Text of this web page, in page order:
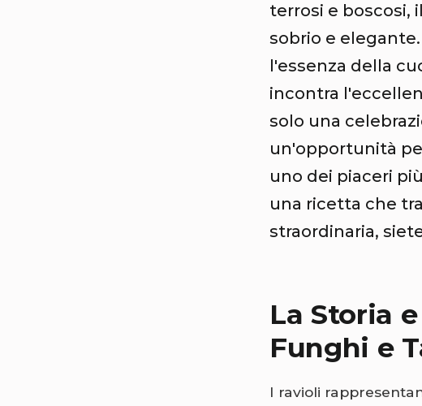
terrosi e boscosi,
sobrio e
l'essenza della
incontra
solo una
un'opportunità
uno dei piaceri
una ricetta che
straordinaria,
La Storia
Funghi e
I ravioli